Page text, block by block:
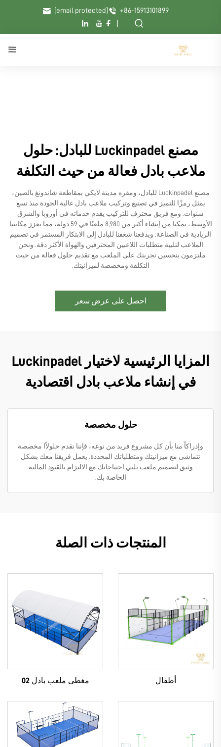
+86-15913101899
[email protected]
مصنع Luckinpadel للبادل: حلول
ملاعب بادل فعالة من حيث التكلفة
مصنع Luckinpadel للبادل، ومقره مدينة لايكي بمقاطعة شاندونغ بالصين،
يمثل رمزًا للتميز في تصنيع وتركيب ملاعب بادل عالية الجودة منذ تسع
سنوات. ومع فريق محترف للتركيب يقدم خدماته في أوروبا والشرق
الأوسط، تمكنا من إنشاء أكثر من 8,980 ملعبًا في 59 دولة، مما يعزز مكانتنا
الريادية في الصناعة. ويدفعنا شغفنا للبادل إلى الابتكار المستمر في تصميم
الملاعب لتلبية متطلبات اللاعبين المحترفين والهواة الأكثر دقة. ونحن
ملتزمون بتحسين تجربتك على الملعب مع تقديم حلول فعالة من حيث
التكلفة ومخصصة لميزانيتك.
احصل على عرض سعر
المزايا الرئيسية لاختيار Luckinpadel
في إنشاء ملاعب بادل اقتصادية
حلول مخصصة
وإدراكاً منا بأن كل مشروع فريد من نوعه، فإننا نقدم حلولاًا مخصصة
تتماشى مع ميزانيتك ومتطلباتك المحددة. يعمل فريقنا معك بشكل
وثيق لتصميم ملعب يلبي احتياجاتك مع الالتزام بالقيود المالية
الخاصة بك.
المنتجات ذات الصلة
أطفال مغطى ملعب بادل 02